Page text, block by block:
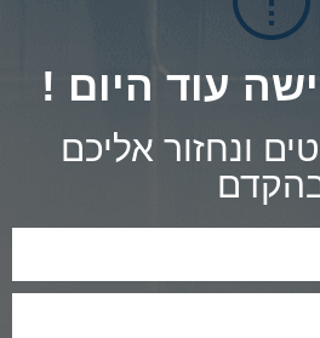
עוד היום !
ונחזור אליכם